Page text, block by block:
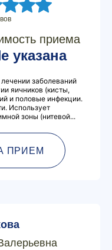
приема
указана
заболеваний
яичников (кисты,
и половые инфекции.
Использует
зоны (нитевой...
ПРИЕМ